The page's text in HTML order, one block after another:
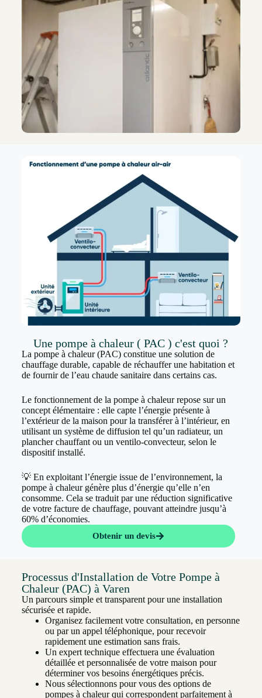
Une pompe à chaleur ( PAC ) c'est quoi ?
La pompe à chaleur (PAC) constitue une solution de
chauffage durable, capable de réchauffer une habitation et
de fournir de l’eau chaude sanitaire dans certains cas.
Le fonctionnement de la pompe à chaleur repose sur un
concept élémentaire : elle capte l’énergie présente à
l’extérieur de la maison pour la transférer à l’intérieur, en
utilisant un système de diffusion tel qu’un radiateur, un
plancher chauffant ou un ventilo-convecteur, selon le
dispositif installé.
💡 En exploitant l’énergie issue de l’environnement, la
pompe à chaleur génère plus d’énergie qu’elle n’en
consomme. Cela se traduit par une réduction significative
de votre facture de chauffage, pouvant atteindre jusqu’à
60% d’économies.
Obtenir un devis
Processus d'Installation de Votre Pompe à
Chaleur (PAC) à Varen
Un parcours simple et transparent pour une installation
sécurisée et rapide.
Organisez facilement votre consultation, en personne
ou par un appel téléphonique, pour recevoir
rapidement une estimation sans frais.
Un expert technique effectuera une évaluation
détaillée et personnalisée de votre maison pour
déterminer vos besoins énergétiques précis.
Nous sélectionnons pour vous des options de
pompes à chaleur qui correspondent parfaitement à